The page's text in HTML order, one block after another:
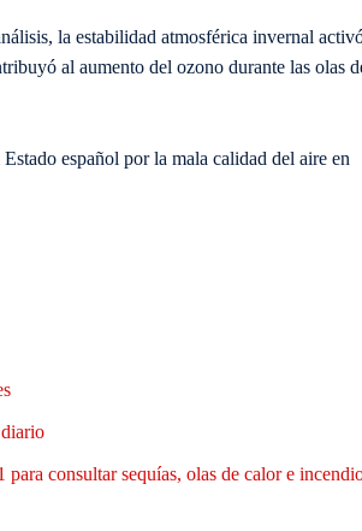
la estabilidad atmosférica invernal
al aumento del ozono durante las olas
español por la mala calidad del aire en
consultar sequías, olas de calor e